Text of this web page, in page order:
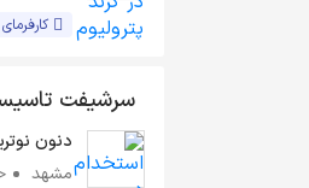
سرشیفت
دنون
مشهد